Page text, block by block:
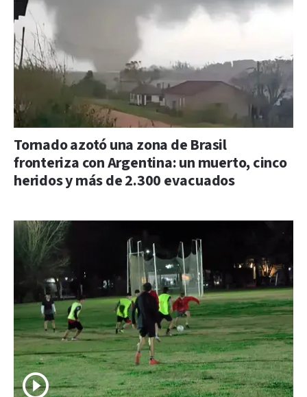
Tornado azotó una zona de Brasil
fronteriza con Argentina: un muerto, cinco
heridos y más de 2.300 evacuados